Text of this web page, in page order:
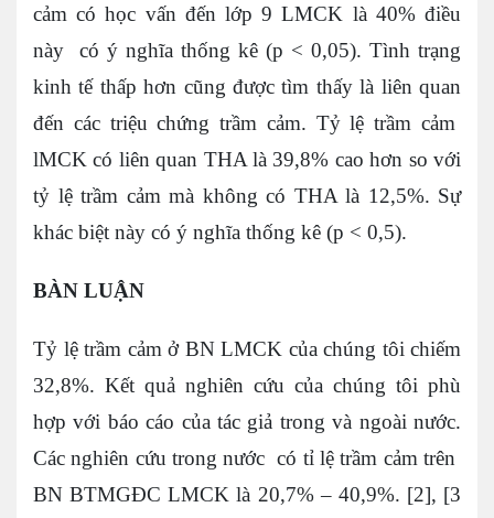
cảm có học vấn đến lớp 9 LMCK là 40% điều
này có ý nghĩa thống kê (p < 0,05). Tình trạng
kinh tế thấp hơn cũng được tìm thấy là liên quan
đến các triệu chứng trầm cảm. Tỷ lệ trầm cảm
lMCK có liên quan THA là 39,8% cao hơn so với
tỷ lệ trầm cảm mà không có THA là 12,5%. Sự
khác biệt này có ý nghĩa thống kê (p < 0,5).
BÀN LUẬN
Tỷ lệ trầm cảm ở BN LMCK của chúng tôi chiếm
32,8%. Kết quả nghiên cứu của chúng tôi phù
hợp với báo cáo của tác giả trong và ngoài nước.
Các nghiên cứu trong nước có tỉ lệ trầm cảm trên
BN BTMGĐC LMCK là 20,7% – 40,9%. [2], [3